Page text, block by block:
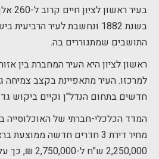
בעיר
בשנת 1882 ונחשבת לעיר
התושבים שמתגוררים בה.
ראשון לציון היא העיר המחברת בין
למרכזו. העיר מתאפיינת בקצב צמיחה
חדשים בתחום הנדל"ן וקיים ביקוש
מחיר דירת 3 חדרים חדשה
2,250,000 ש"ח ל-2,750,000 ₪, כך על פי נתוני שנת 2026.